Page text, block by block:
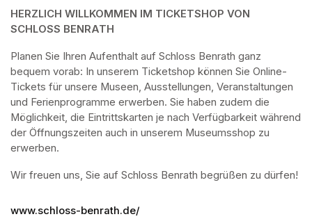
HERZLICH WILLKOMMEN IM TICKETSHOP VON
SCHLOSS BENRATH
Planen Sie Ihren Aufenthalt auf Schloss Benrath ganz
bequem vorab: In unserem Ticketshop können Sie Online-
Tickets für unsere Museen, Ausstellungen, Veranstaltungen
und Ferienprogramme erwerben. Sie haben zudem die
Möglichkeit, die Eintrittskarten je nach Verfügbarkeit während
der Öffnungszeiten auch in unserem Museumsshop zu
erwerben.
Wir freuen uns, Sie auf Schloss Benrath begrüßen zu dürfen!
www.schloss-benrath.de/